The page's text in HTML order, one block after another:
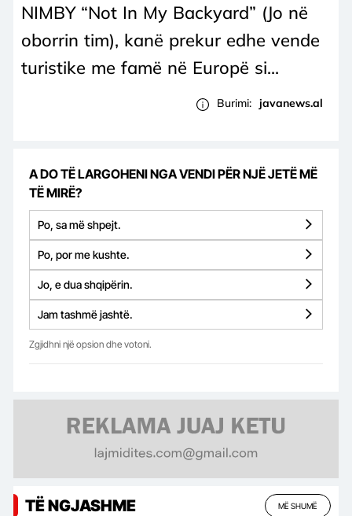
NIMBY “Not In My Backyard” (Jo në
oborrin tim), kanë prekur edhe vende
turistike me famë në Europë si...
Burimi: javanews.al
A DO TË LARGOHENI NGA VENDI PËR NJË JETË MË
TË MIRË?
Po, sa më shpejt.
Po, por me kushte.
Jo, e dua shqipërin.
Jam tashmë jashtë.
Zgjidhni një opsion dhe votoni.
TË NGJASHME MË SHUMË